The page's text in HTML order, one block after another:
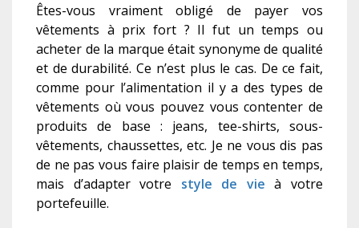
Êtes-vous vraiment obligé de payer vos
vêtements à prix fort ? Il fut un temps ou
acheter de la marqueétait synonyme de qualité
et de durabilité. Ce n’est plus le cas. De ce fait,
comme pour l’alimentation il y a des types de
vêtements où vous pouvez vous contenter de
produits de base : jeans, tee-shirts, sous-
vêtements, chaussettes, etc. Je ne vous dis pas
de ne pas vous faire plaisir de temps en temps,
mais d’adapter votre style de vie à votre
portefeuille.